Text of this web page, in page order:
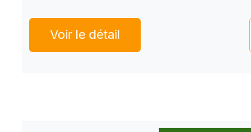
Voir le détail